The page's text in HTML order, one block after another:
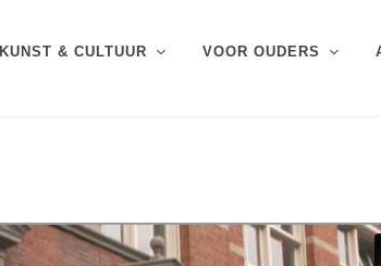
KUNST & CULTUUR VOOR OUDERS